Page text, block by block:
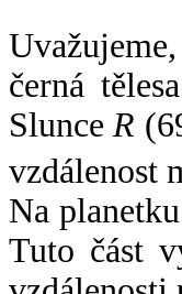
černá
SlunceR
vzdálenost
Na
Tuto část